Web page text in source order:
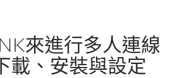
來進行多人連線
、安裝與設定